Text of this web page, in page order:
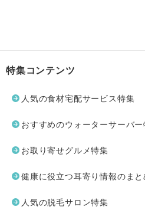
特集コンテンツ
人気の食材宅配サービス特集
おすすめのウォーターサーバー
お取り寄せグルメ特集
健康に役立つ耳寄り情報のまと
人気の脱毛サロン特集